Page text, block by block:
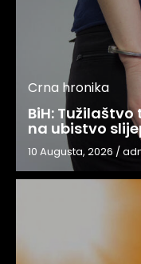
Crna hronika
BiH:
na ubistvo
10 Augusta, 2026 /